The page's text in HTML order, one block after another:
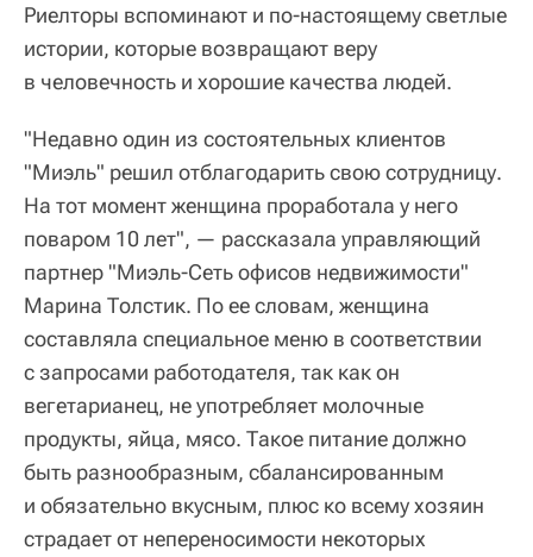
Риелторы вспоминают и по-настоящему светлые
истории, которые возвращают веру
в человечность и хорошие качества людей.
"Недавно один из состоятельных клиентов
"Миэль" решил отблагодарить свою сотрудницу.
На тот момент женщина проработала у него
поваром 10 лет", — рассказала управляющий
партнер "Миэль-Сеть офисов недвижимости"
Марина Толстик. По ее словам, женщина
составляла специальное меню в соответствии
с запросами работодателя, так как он
вегетарианец, не употребляет молочные
продукты, яйца, мясо. Такое питание должно
быть разнообразным, сбалансированным
и обязательно вкусным, плюс ко всему хозяин
страдает от непереносимости некоторых